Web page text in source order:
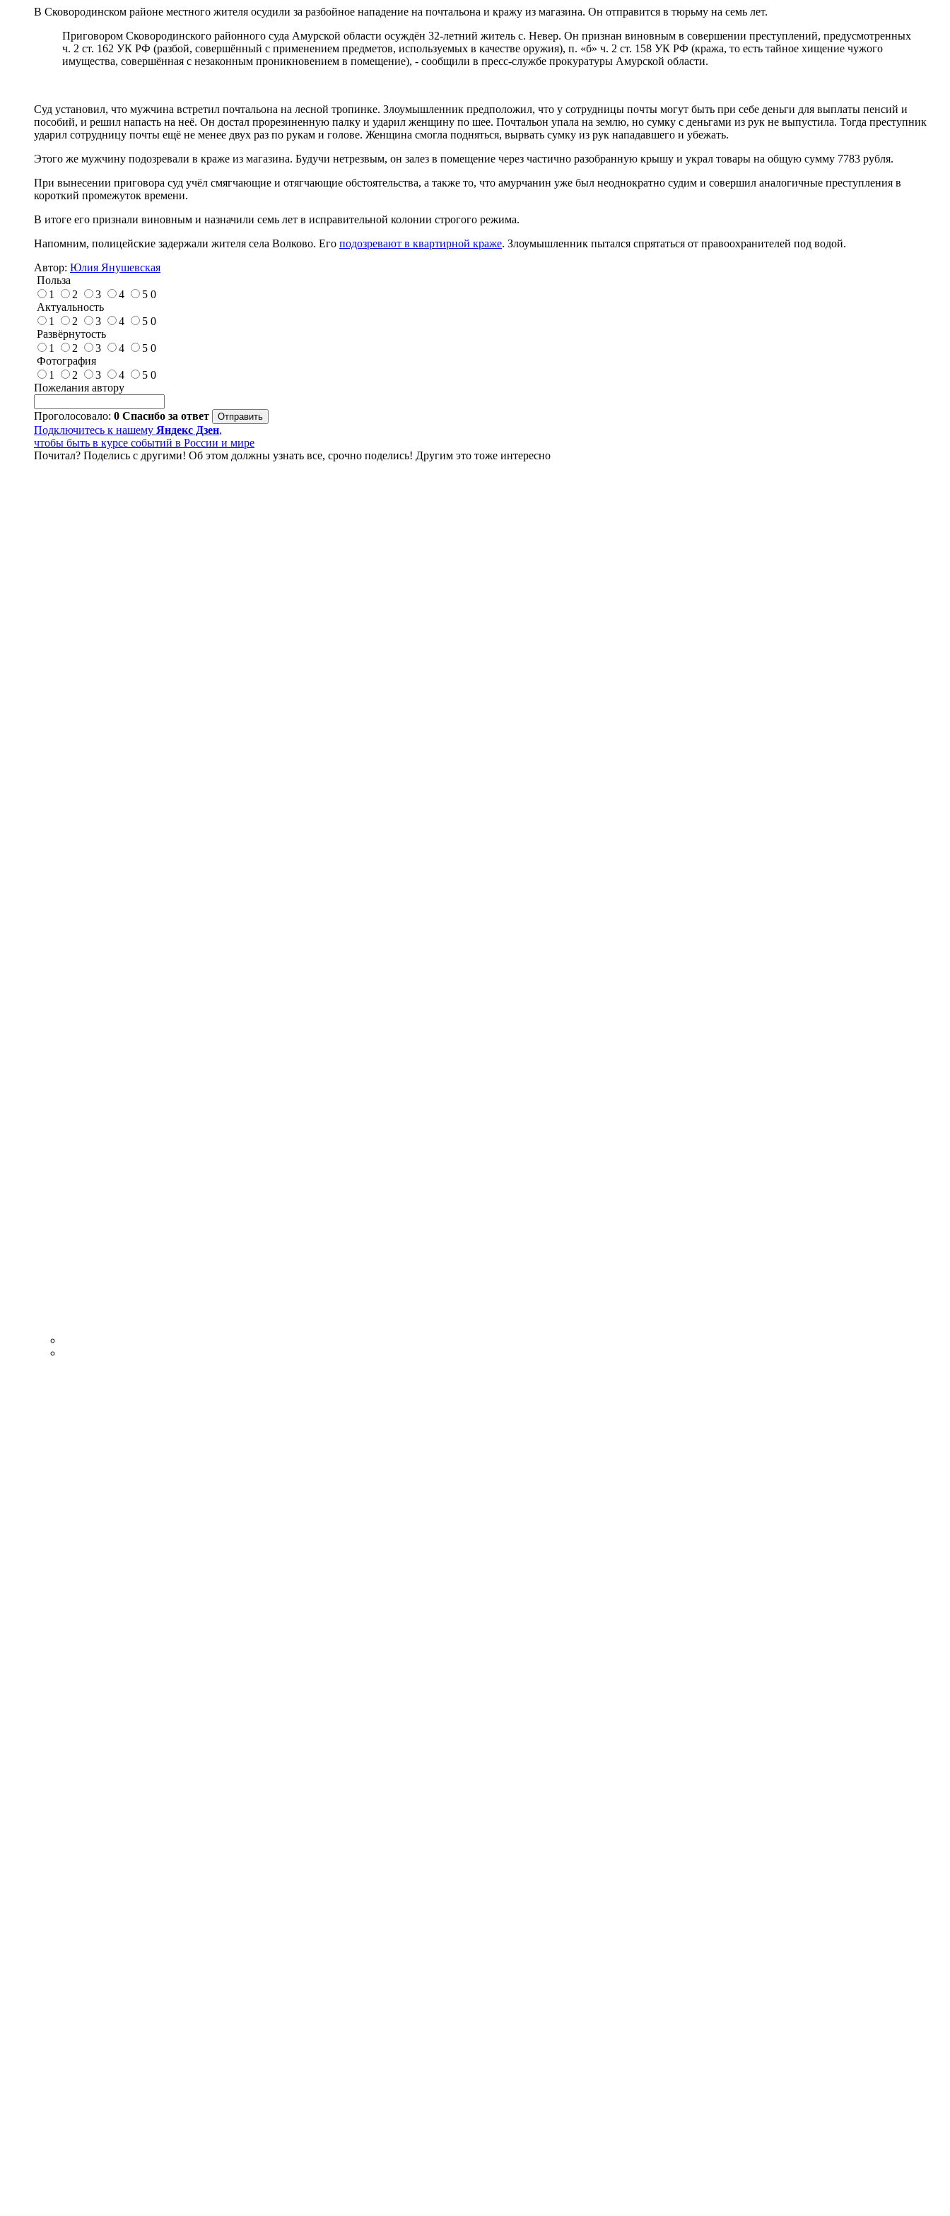
В Сковородинском районе местного жителя осудили за разбойное нападение на почтальона и кражу из магазина. Он отправится в тюрьму на семь лет.
Приговором Сковородинского районного суда Амурской области осуждён 32-летний житель с. Невер. Он признан виновным в совершении преступлений, предусмотренных
ч. 2 ст. 162 УК РФ (разбой, совершённый с применением предметов, используемых в качестве оружия), п. «б» ч. 2 ст. 158 УК РФ (кража, то есть тайное хищение чужого
имущества, совершённая с незаконным проникновением в помещение), - сообщили в пресс-службе прокуратуры Амурской области.
Суд установил, что мужчина встретил почтальона на лесной тропинке. Злоумышленник предположил, что у сотрудницы почты могут быть при себе деньги для выплаты пенсий и
пособий, и решил напасть на неё. Он достал прорезиненную палку и ударил женщину по шее. Почтальон упала на землю, но сумку с деньгами из рук не выпустила. Тогда преступник
ударил сотрудницу почты ещё не менее двух раз по рукам и голове. Женщина смогла подняться, вырвать сумку из рук нападавшего и убежать.
Этого же мужчину подозревали в краже из магазина. Будучи нетрезвым, он залез в помещение через частично разобранную крышу и украл товары на общую сумму 7783 рубля.
При вынесении приговора суд учёл смягчающие и отягчающие обстоятельства, а также то, что амурчанин уже был неоднократно судим и совершил аналогичные преступления в
короткий промежуток времени.
В итоге его признали виновным и назначили семь лет в исправительной колонии строгого режима.
Напомним, полицейские задержали жителя села Волково. Его подозревают в квартирной краже. Злоумышленник пытался спрятаться от правоохранителей под водой.
Автор: Юлия Янушевская
Польза
1
2 3 4 5 0
Актуальность
1
2 3 4 5 0
Развёрнутость
1
2 3 4 5 0
Фотография
1
2 3 4 5 0
Пожелания автору
Проголосовало: 0 Спасибо за ответ
Подключитесь к нашему Яндекс Дзен,
чтобы быть в курсе событий в России и мире
Почитал? Поделись с другими! Об этом должны узнать все, срочно поделись! Другим это тоже интересно